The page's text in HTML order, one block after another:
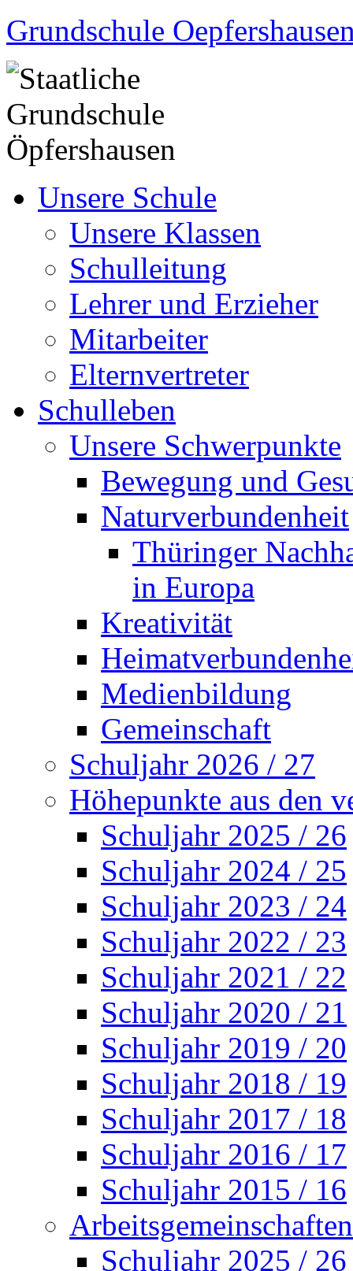
Grundschule
Unsere Schule
Unsere Klassen
Schulleitung
Lehrer und Erzieher
Mitarbeiter
Elternvertreter
Schulleben
Unsere Schwerpunkte
Bewegung und
Naturverbundenheit
Thüringer
in Europa
Kreativität
Medienbildung
Gemeinschaft
Schuljahr 2026 / 27
Höhepunkte aus den
Schuljahr 2025 / 26
Schuljahr 2024 / 25
Schuljahr 2023 / 24
Schuljahr 2022 / 23
Schuljahr 2021 / 22
Schuljahr 2020 / 21
Schuljahr 2019 / 20
Schuljahr 2018 / 19
Schuljahr 2017 / 18
Schuljahr 2016 / 17
Schuljahr 2015 / 16
Arbeitsgemeinschaften
Schuljahr 2025 / 26